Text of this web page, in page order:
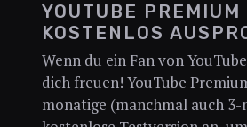
YOUTUBE PREMIUM
KOSTENLOS
Wenn du ein Fan von
dich freuen! YouTube
monatige (manchmal auch